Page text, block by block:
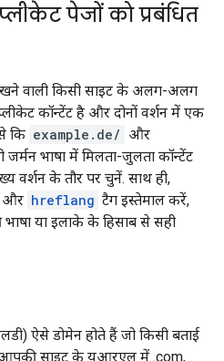
पेजों को प्रबंधित
वाली किसी साइट के अलग-अलग
कॉन्टेंट है और दोनों वर्शन में एक
कि example.de/ और
जर्मन भाषा में मिलता-जुलता कॉन्टेंट
वर्शन के तौर पर चुनें. साथ ही,
और hreflang टैग इस्तेमाल करें,
या इलाके के हिसाब से सही
ऐसे डोमेन होते हैं जो किसी बताई
साइट के यूआरएल में .com,